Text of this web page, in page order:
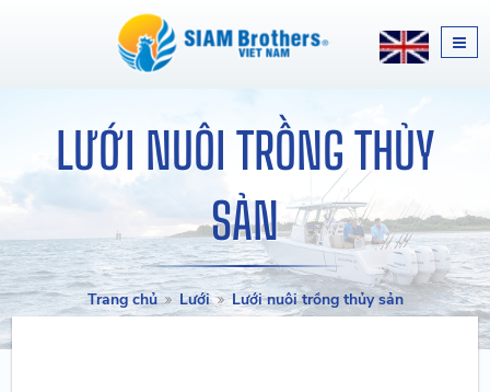
LƯỚI NUÔI TRỒNG THỦY
SẢN
Trang chủ Lưới Lưới nuôi trồng thủy sản